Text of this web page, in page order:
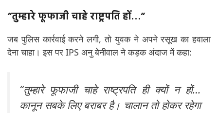
“तुम्हारे फूफाजी चाहे राष्ट्रपति हों…”
जब पुलिस कार्रवाई करने लगी, तो युवक ने अपने रसूख का हवाला
देना चाहा। इस पर IPS अनु बेनीवाल ने कड़क अंदाज में कहा:
“तुम्हारे फूफाजी चाहे राष्ट्रपति ही क्यों न हों…
कानून सबके लिए बराबर है। चालान तो होकर रहेगा